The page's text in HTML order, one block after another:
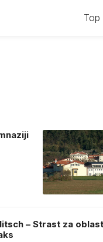
Top
– Strast za